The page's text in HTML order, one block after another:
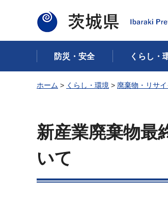
茨城県
防災・安全 くらし・
ホーム > くらし・環境 > 廃棄物・リサ
新産業廃棄物最
いて